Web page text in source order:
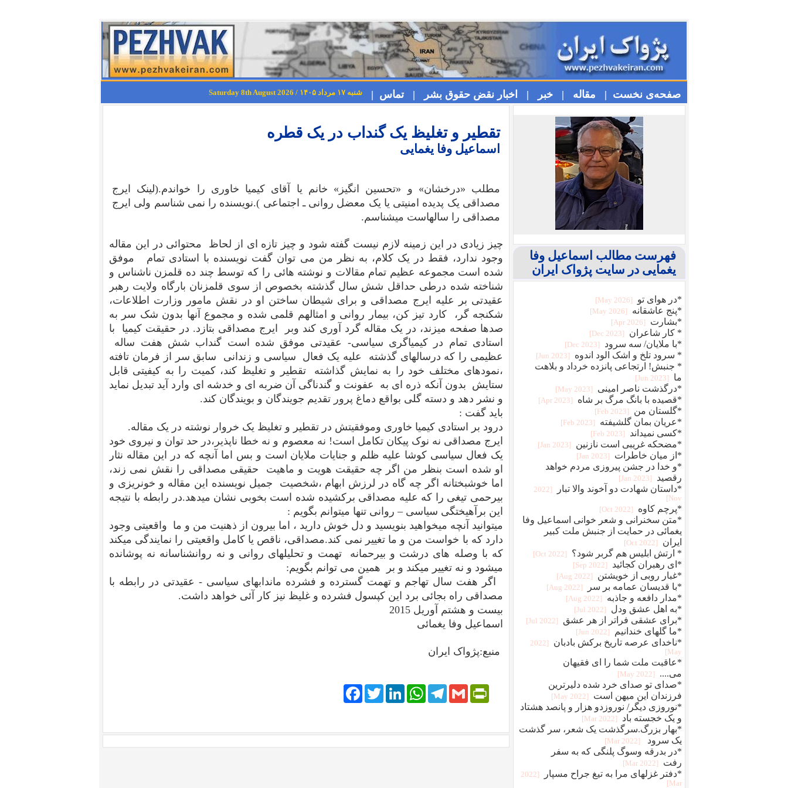
صفحه‌ی نخست | مقاله | خبر | اخبار نقض حقوق بشر | تماس | شنبه ۱۷ مرداد ۱۴۰۵ / Saturday 8th August 2026
تقطیر و تغلیظ یک گنداب در یک قطره
اسماعیل وفا یغمایی
مطلب «درخشان» و «تحسین انگیز» خانم یا آقای کیمیا خاوری را خواندم.(لینک ایرج
مصداقی یک پدیده امنیتی یا یک معضل روانی ـ اجتماعی ).نویسنده را نمی شناسم ولی ایرج
مصداقی را سالهاست میشناسم.
چیز زیادی در این زمینه لازم نیست گفته شود و چیز تازه ای از لحاظ محتوائی در این مقاله
وجود ندارد، فقط در یک کلام، به نظر من می توان گفت نویسنده با استادی تمام موفق
شده است مجموعه عظیم تمام مقالات و نوشته هائی را که توسط چند ده قلمزن ناشناس و
شناخته شده درطی حداقل شش سال گذشته بخصوص از سوی قلمزنان بارگاه ولایت رهبر
عقیدتی بر علیه ایرج مصداقی و برای شیطان ساختن او در نقش مامور وزارت اطلاعات،
شکنجه گر، کارد تیز کن، بیمار روانی و امثالهم قلمی شده و مجموع آنها بدون شک سر به
صدها صفحه میزند، در یک مقاله گرد آوری کند وبر ایرج مصداقی بتازد. در حقیقت کیمیا با
استادی تمام در کیمیاگری سیاسی- عقیدتی موفق شده است گنداب شش هفت ساله
عظیمی را که درسالهای گذشته علیه یک فعال سیاسی و زندانی سابق سر از فرمان تافته
،نمودهای مختلف خود را به نمایش گذاشته تقطیر و تغلیظ کند، کمیت را به کیفیتی قابل
ستایش بدون آنکه ذره ای به عفونت و گندناگی آن ضربه ای و خدشه ای وارد آید تبدیل نماید
و نشر دهد و دسته گلی بواقع دماغ پرور تقدیم جویندگان و بویندگان کند.
باید گفت :
درود بر استادی کیمیا خاوری وموفقیتش در تقطیر و تغلیظ یک خروار نوشته در یک مقاله.
ایرج مصداقی نه نوک پیکان تکامل است! نه معصوم و نه خطا ناپذیر،در حد توان و نیروی خود
یک فعال سیاسی کوشا علیه ظلم و جنایات ملایان است و بس اما آنچه که در این مقاله نثار
او شده است بنظر من اگر چه حقیقت هویت و ماهیت حقیقی مصداقی را نقش نمی زند،
اما خوشبختانه اگر چه گاه در لرزش ابهام ،شخصیت جمیل نویسنده این مقاله و خونریزی و
بیرحمی تیغی را که علیه مصداقی برکشیده شده است بخوبی نشان میدهد.در رابطه با نتیجه
این برآهیختگی سیاسی – روانی تنها میتوانم بگویم :
میتوانید آنچه میخواهید بنویسید و دل خوش دارید ، اما بیرون از ذهنیت من و ما واقعیتی وجود
دارد که با خواست من و ما تغییر نمی کند.مصداقی، ناقص یا کامل واقعیتی را نمایندگی میکند
که با وصله های درشت و بیرحمانه تهمت و تحلیلهای روانی و نه روانشناسانه نه پوشانده
میشود و نه تغییر میکند و بر همین می توانم بگویم:
اگر هفت سال تهاجم و تهمت گسترده و فشرده ماندابهای سیاسی - عقیدتی در رابطه با
مصداقی راه بجائی برد این کپسول فشرده و غلیظ نیز کار آئی خواهد داشت.
بیست و هشتم آوریل 2015
اسماعیل وفا یغمائی
منبع:پژواک ایران
FacebookTwitterLinkedIn
WhatsAppTelegramGmail
PrintFriendly
فهرست مطالب اسماعیل وفا
یغمایی در سایت پژواک ایران
*در هوای تو [2026 May]
*پنج عاشقانه [2026 May]
*بشارت [2026 Apr]
* کار شاعران [2023 Dec]
*با ملایان/ سه سرود [2023 Dec]
* سرود تلخ و اشک الود اندوه [2023 Jun]
* جنبش! ارتجاعی پانزده خرداد و بلاهت
ما
[2023 Jun]
*درگذشت ناصر امینی [2023 May]
*قصیده با بانگ مرگ بر شاه [2023 Apr]
*گلستان من [2023 Feb]
*عریان بمان گلشیفته [2023 Feb]
*کسی نمیداند [2023 Feb]
*مضحکه غریبی است نازنین [2023 Jan]
*از میان خاطرات [2023 Jan]
*و خدا در جشن پیروزی مردم خواهد
رقصید
[2023 Jan]
*داستان شهادت دو آخوند والا تبار
[2022
Nov]
*پرچم کاوه [2022 Oct]
*متن سخنرانی و شعر خوانی اسماعیل وفا
یغمائی در حمایت از جنبش ملت کبیر
ایران
[2022 Oct]
* ارتش ابلیس هم گربر شود؟ [2022 Oct]
*ای رهبران کجائید [2022 Sep]
*غبار روبی از خویشتن [2022 Aug]
*با قدیسان عمامه بر سر [2022 Aug]
*مدار دافعه و جاذبه [2022 Aug]
*به اهل عشق ودل [2022 Jul]
*برای عشقی فراتر از هر عشق [2022 Jul]
*ما گلهای خندانیم [2022 Jun]
*ناخدای عرصه تاریخ برکش بادبان
[2022
May]
*عاقبت ملت شما را ای فقیهان
می....
[2022 May]
*صدای تو صدای خرد شده دلیرترین
فرزندان این میهن است
[2022 May]
*نوروزی دیگر/ نوروزدو هزار و پانصد هشتاد
و یک خجسته باد
[2022 Mar]
*بهار بزرگ.سرگذشت یک شعر، سر گذشت
یک سرود
[2022 Mar]
*در بدرقه وسوگ پلنگی که به سفر
رفت
[2022 Mar]
*دفتر غزلهای مرا به تیغ جراح مسپار
[2022
Mar]